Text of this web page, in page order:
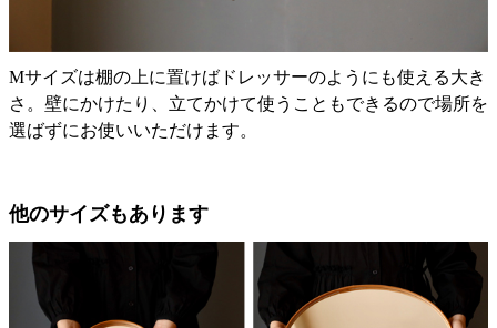
Mサイズは棚の上に置けばドレッサーのようにも使える大き
さ。壁にかけたり、立てかけて使うこともできるので場所を
選ばずにお使いいただけます。
他のサイズもあります